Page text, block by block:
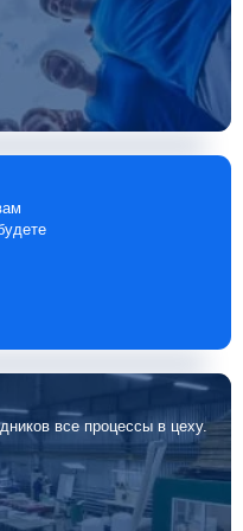
все процессы в цеху.